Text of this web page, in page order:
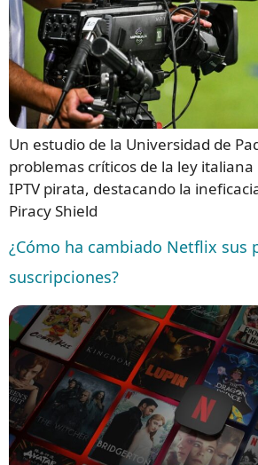
Un estudio de la Universidad de
problemas críticos de la ley
IPTV pirata, destacando la
Piracy Shield
¿Cómo ha cambiado Netflix sus
suscripciones?